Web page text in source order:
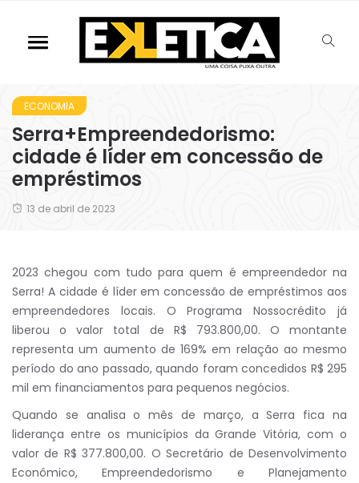
ECONOMIA
Serra+Empreendedorismo:
cidade é líder em concessão de
empréstimos
13 de abril de 2023
2023 chegou com tudo para quem é empreendedor na
Serra! A cidade é líder em concessão de empréstimos aos
empreendedores locais. O Programa Nossocrédito já
liberou o valor total de R$ 793.800,00. O montante
representa um aumento de 169% em relação ao mesmo
período do ano passado, quando foram concedidos R$ 295
mil em financiamentos para pequenos negócios.
Quando se analisa o mês de março, a Serra fica na
liderança entre os municípios da Grande Vitória, com o
valor de R$ 377.800,00. O Secretário de Desenvolvimento
Econômico, Empreendedorismo e Planejamento